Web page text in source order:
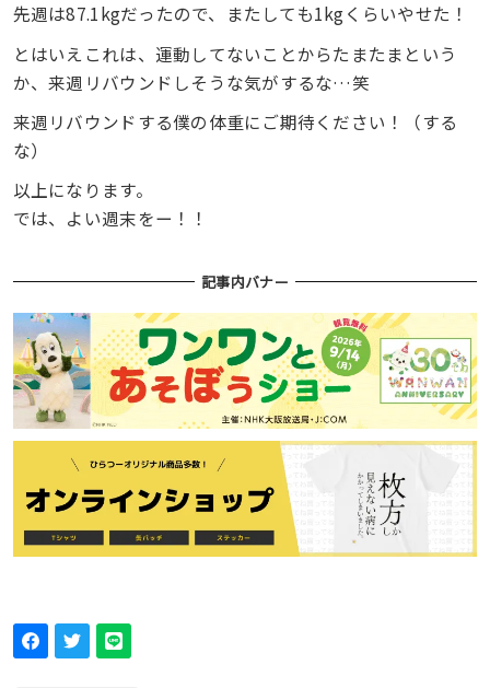
先週は87.1kgだったので、またしても1kgくらいやせた！
とはいえこれは、運動してないことからたまたまという
か、来週リバウンドしそうな気がするな…笑
来週リバウンドする僕の体重にご期待ください！（する
な）
以上になります。
では、よい週末をー！！
記事内バナー